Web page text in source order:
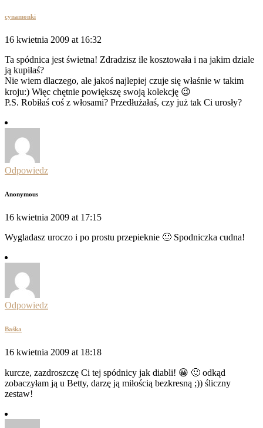
cynamonki
16 kwietnia 2009 at 16:32
Ta spódnica jest świetna! Zdradzisz ile kosztowała i na jakim dziale
ją kupiłaś?
Nie wiem dlaczego, ale jakoś najlepiej czuje się właśnie w takim
kroju:) Więc chętnie powiększę swoją kolekcję 😉
P.S. Robiłaś coś z włosami? Przedłużałaś, czy już tak Ci urosły?
Odpowiedz
Anonymous
16 kwietnia 2009 at 17:15
Wygladasz uroczo i po prostu przepieknie 🙂 Spodniczka cudna!
Odpowiedz
Baśka
16 kwietnia 2009 at 18:18
kurcze, zazdroszczę Ci tej spódnicy jak diabli! 😀 🙂 odkąd
zobaczyłam ją u Betty, darzę ją miłością bezkresną ;)) śliczny
zestaw!